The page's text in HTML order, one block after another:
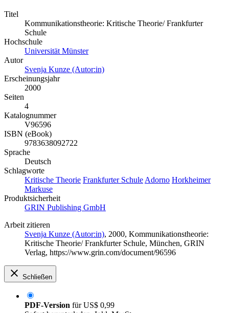
Titel
Kommunikationstheorie: Kritische Theorie/ Frankfurter
Schule
Hochschule
Universität Münster
Autor
Svenja Kunze (Autor:in)
Erscheinungsjahr
2000
Seiten
4
Katalognummer
V96596
ISBN (eBook)
9783638092722
Sprache
Deutsch
Schlagworte
Kritische Theorie Frankfurter Schule Adorno Horkheimer
Markuse
Produktsicherheit
GRIN Publishing GmbH
Arbeit zitieren
Svenja Kunze (Autor:in), 2000, Kommunikationstheorie:
Kritische Theorie/ Frankfurter Schule, München, GRIN
Verlag, https://www.grin.com/document/96596
Schließen
PDF-Version fürUS$ 0,99